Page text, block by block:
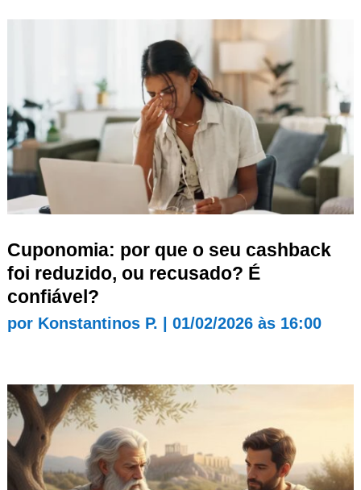
Cuponomia: por que o seu cashback
foi reduzido, ou recusado? É
confiável?
por Konstantinos P. 01/02/2026 às 16:00